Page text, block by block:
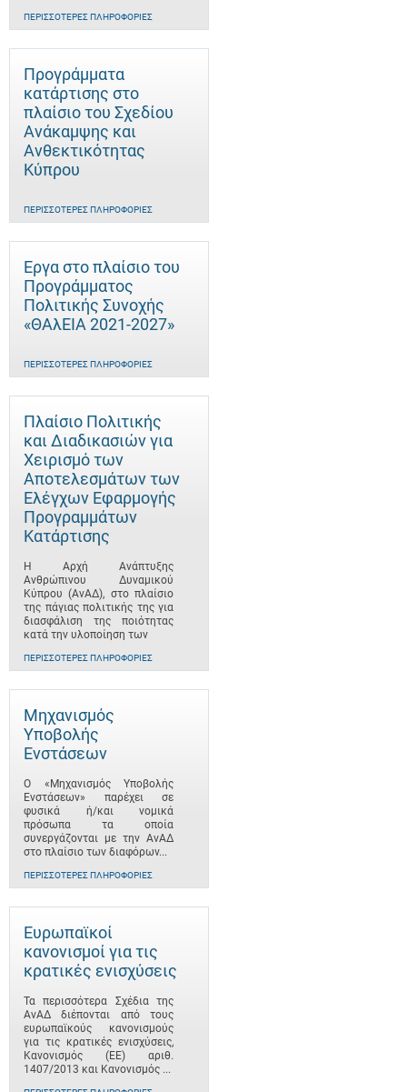
ΠΕΡΙΣΣΌΤΕΡΕΣ ΠΛΗΡΟΦΟΡΊΕΣ
Προγράμματα
κατάρτισης στο
πλαίσιο του Σχεδίου
Ανάκαμψης και
Ανθεκτικότητας
Κύπρου
ΠΕΡΙΣΣΌΤΕΡΕΣ ΠΛΗΡΟΦΟΡΊΕΣ
Έργα στο πλαίσιο του
Προγράμματος
Πολιτικής Συνοχής
«ΘΑλΕΙΑ 2021-2027»
ΠΕΡΙΣΣΌΤΕΡΕΣ ΠΛΗΡΟΦΟΡΊΕΣ
Πλαίσιο Πολιτικής
και Διαδικασιών για
Χειρισμό των
Αποτελεσμάτων των
Ελέγχων Εφαρμογής
Προγραμμάτων
Κατάρτισης
Η Αρχή Ανάπτυξης
Ανθρώπινου Δυναμικού
Κύπρου (ΑνΑΔ), στο πλαίσιο
της πάγιας πολιτικής της για
διασφάλιση της ποιότητας
κατά την υλοποίηση των
ΠΕΡΙΣΣΌΤΕΡΕΣ ΠΛΗΡΟΦΟΡΊΕΣ
Μηχανισμός
Υποβολής
Ενστάσεων
Ο «Μηχανισμός Υποβολής
Ενστάσεων» παρέχει σε
φυσικά ή/και νομικά
πρόσωπα τα οποία
συνεργάζονται με την ΑνΑΔ
στο πλαίσιο των διαφόρων...
ΠΕΡΙΣΣΌΤΕΡΕΣ ΠΛΗΡΟΦΟΡΊΕΣ
Ευρωπαϊκοί
κανονισμοί για τις
κρατικές ενισχύσεις
Τα περισσότερα Σχέδια της
ΑνΑΔ διέπονται από τους
ευρωπαϊκούς κανονισμούς
για τις κρατικές ενισχύσεις,
Κανονισμός (ΕΕ) αριθ.
1407/2013 και Κανονισμός ...